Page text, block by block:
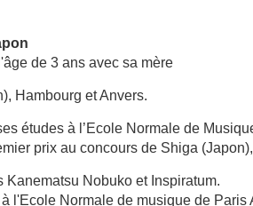
de 3 ans avec sa mère
Hambourg et Anvers.
études à l’Ecole Normale de
prix au concours de Shiga
Kanematsu Nobuko et Inspiratum.
l'Ecole Normale de musique de Paris